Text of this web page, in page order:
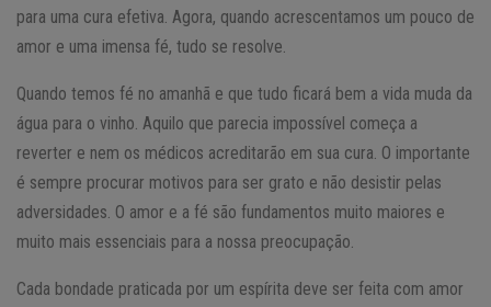
para uma cura efetiva. Agora, quando acrescentamos um pouco de
amor e uma imensa fé, tudo se resolve.
Quando temos fé no amanhã e que tudo ficará bem a vida muda da
água para o vinho. Aquilo que parecia impossível começa a
reverter e nem os médicos acreditarão em sua cura. O importante
é sempre procurar motivos para ser grato e não desistir pelas
adversidades. O amor e a fé são fundamentos muito maiores e
muito mais essenciais para a nossa preocupação.
Cada bondade praticada por um espírita deve ser feita com amor